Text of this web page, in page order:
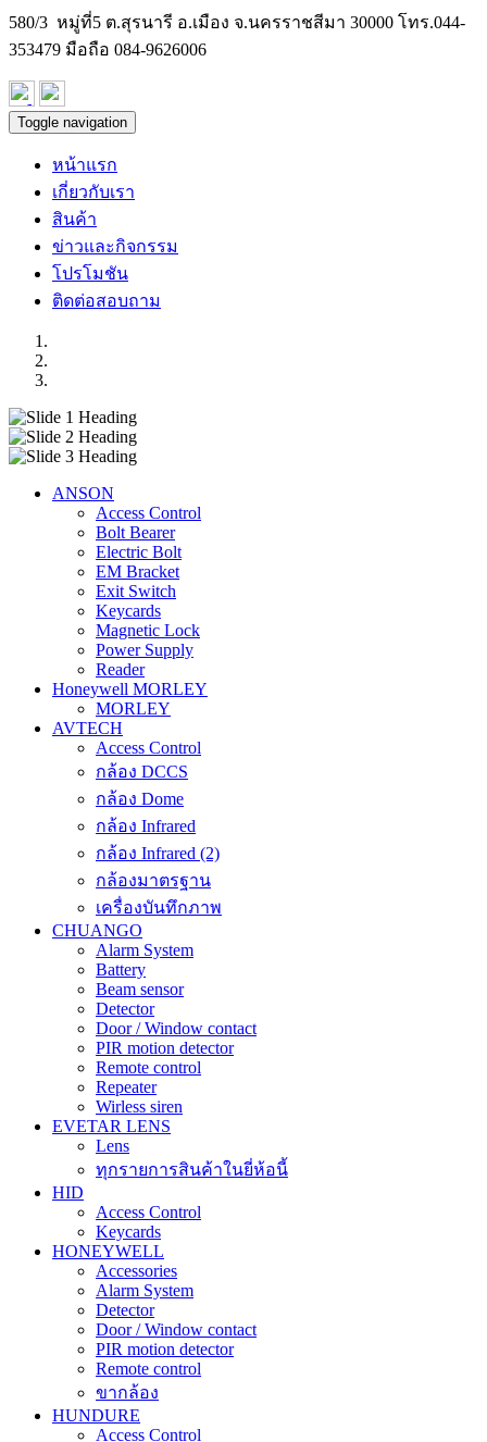
580/3 หมู่ที่5 ต.สุรนารี อ.เมือง จ.นครราชสีมา 30000 โทร.044-
353479 มือถือ 084-9626006
Toggle navigation
หน้าแรก
เกี่ยวกับเรา
สินค้า
ข่าวและกิจกรรม
โปรโมชัน
ติดต่อสอบถาม
ANSON
Access Control
Bolt Bearer
Electric Bolt
EM Bracket
Exit Switch
Keycards
Magnetic Lock
Power Supply
Reader
Honeywell MORLEY
MORLEY
AVTECH
Access Control
กล้อง DCCS
กล้อง Dome
กล้อง Infrared
กล้อง Infrared (2)
กล้องมาตรฐาน
เครื่องบันทึกภาพ
CHUANGO
Alarm System
Battery
Beam sensor
Detector
Door / Window contact
PIR motion detector
Remote control
Repeater
Wirless siren
EVETAR LENS
Lens
ทุกรายการสินค้าในยี่ห้อนี้
HID
Access Control
Keycards
HONEYWELL
Accessories
Alarm System
Detector
Door / Window contact
PIR motion detector
Remote control
ขากล้อง
HUNDURE
Access Control